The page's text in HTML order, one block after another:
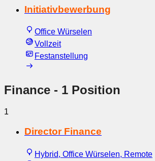
Initiativbewerbung
Office Würselen
Vollzeit
Festanstellung
Finance - 1 Position
1
Director Finance
Hybrid, Office Würselen, Remote